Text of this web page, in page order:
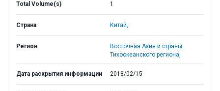
Total Volume(s) 1
Страна Китай,
Регион
Восточная Азия и страны
Тихоокеанского региона,
Дата раскрытия информации 2018/02/15